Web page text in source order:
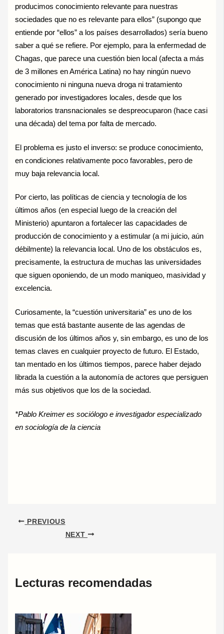
producimos conocimiento relevante para nuestras
sociedades que no es relevante para ellos” (supongo que
entiende por “ellos” a los países desarrollados) sería bueno
saber a qué se refiere. Por ejemplo, para la enfermedad de
Chagas, que parece una cuestión bien local (afecta a más
de 3 millones en América Latina) no hay ningún nuevo
conocimiento ni ninguna nueva droga ni tratamiento
generado por investigadores locales, desde que los
laboratorios transnacionales se despreocuparon (hace casi
una década) del tema por falta de mercado.
El problema es justo el inverso: se produce conocimiento,
en condiciones relativamente poco favorables, pero de
muy baja relevancia local.
Por cierto, las políticas de ciencia y tecnología de los
últimos años (en especial luego de la creación del
Ministerio) apuntaron a fortalecer las capacidades de
producción de conocimiento y a estimular (a mi juicio, aún
débilmente) la relevancia local. Uno de los obstáculos es,
precisamente, la estructura de muchas las universidades
que siguen oponiendo, de un modo maniqueo, masividad y
excelencia.
Curiosamente, la “cuestión universitaria” es uno de los
temas que está bastante ausente de las agendas de
discusión de los últimos años y, sin embargo, es uno de los
temas claves en cualquier proyecto de futuro. El Estado,
tan mentado en los últimos tiempos, parece haber dejado
librada la cuestión a la autonomía de actores que persiguen
más sus objetivos que los de la sociedad.
*Pablo Kreimer es sociólogo e investigador especializado
en sociología de la ciencia
PREVIOUS
NEXT
Lecturas recomendadas